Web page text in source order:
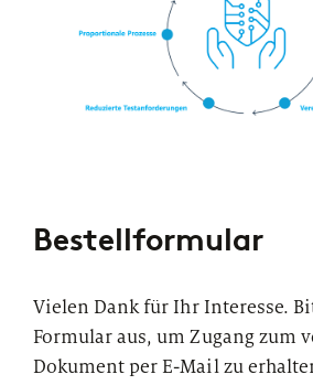
Bestellformular
Vielen Dank für Ihr Interesse.
Formular aus, um Zugang zum
Dokument per E-Mail zu